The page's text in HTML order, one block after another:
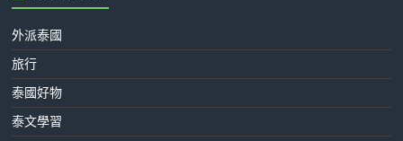
外派泰國
旅行
泰國好物
泰文學習